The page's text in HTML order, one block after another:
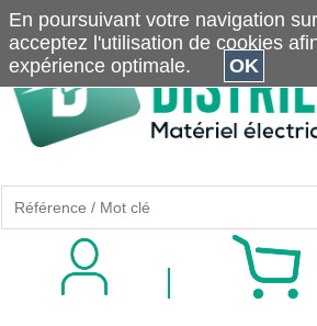
En poursuivant votre navigation
acceptez l'utilisation de cookies
expérience optimale.
OK